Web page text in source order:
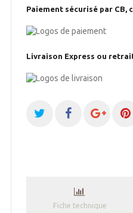
Paiement sécurisé par CB,
Livraison Express ou
Fiche technique